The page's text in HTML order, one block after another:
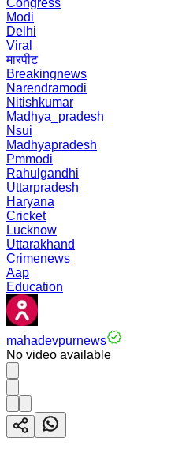
Congress
Modi
Delhi
Viral
मारपीट
Breakingnews
Narendramodi
Nitishkumar
Madhya_pradesh
Nsui
Madhyapradesh
Pmmodi
Rahulgandhi
Uttarpradesh
Haryana
Cricket
Lucknow
Uttarakhand
Crimenews
Aap
Education
mahadevpurnews
No video available